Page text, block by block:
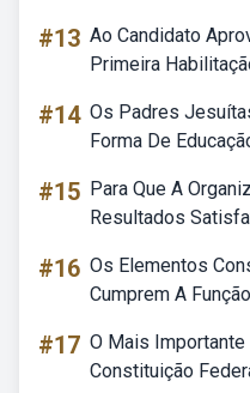
#13 Ao Candidato
Primeira
#14 Os Padres
Forma De
#15 Para Que A
Resultados
#16 Os Elementos
Cumprem A
#17 O Mais
Constituição